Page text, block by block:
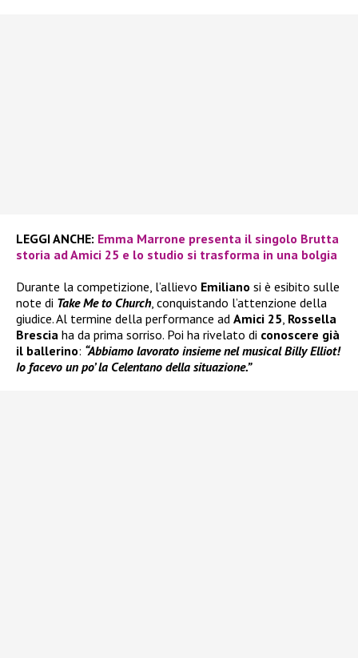
LEGGI ANCHE: Emma Marrone presenta il singolo Brutta
storia ad Amici 25 e lo studio si trasforma in una bolgia
Durante la competizione, l’allievo Emiliano si è esibito sulle
note di Take Me to Church, conquistando l’attenzione della
giudice. Al termine della performance ad Amici 25, Rossella
Brescia ha da prima sorriso. Poi ha rivelato di conoscere già
il ballerino: “Abbiamo lavorato insieme nel musical Billy Elliot!
Io facevo un po’ la Celentano della situazione.”